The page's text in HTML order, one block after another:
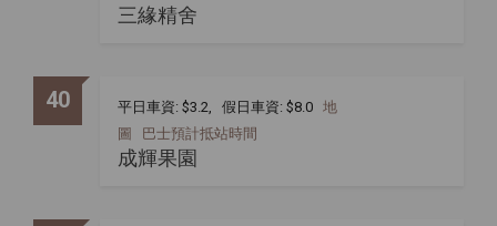
三緣精舍
40 平日車資: $3.2, 假日車資: $8.0 地
圖
巴士預計抵站時間
成輝果園